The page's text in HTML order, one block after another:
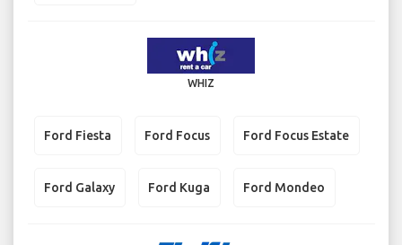
WHIZ
Ford Fiesta Ford Focus Ford Focus Estate
Ford Galaxy Ford Kuga Ford Mondeo